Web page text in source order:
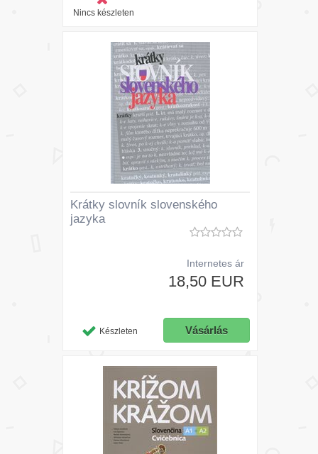
Nincs készleten
Krátky slovník slovenského
jazyka
Internetes ár
18,50 EUR
Készleten